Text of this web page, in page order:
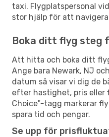
taxi. Flygplatspersonal
stor hjälp för att
Boka ditt flyg steg
Att hitta och boka ditt
Ange bara Newark, NJ
datum så visar vi dig de
efter hastighet, pris eller
Choice"-tagg markerar
spara tid och pengar.
Se upp för